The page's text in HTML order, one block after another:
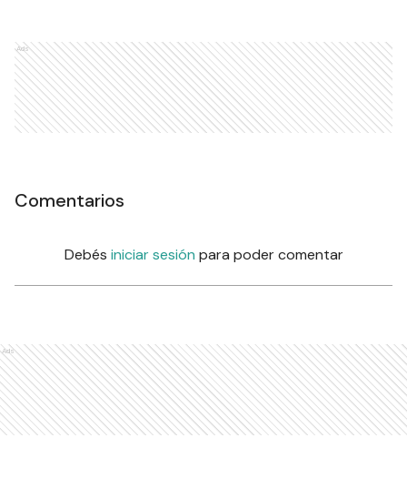
Ads
Comentarios
Debés iniciar sesión para poder comentar
Ads